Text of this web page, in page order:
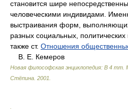
становится шире
человеческими индивидами.
выстраивания форм,
разных социальных, политических
также ст. Отношения
В. Е. Кемеров
Новая философская энциклопедия: В 4 тт.
Стёпина 2001